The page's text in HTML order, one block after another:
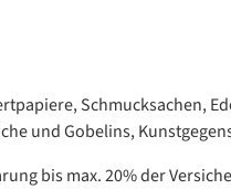
Schmucksachen,
und Gobelins,
bis max. 20% der